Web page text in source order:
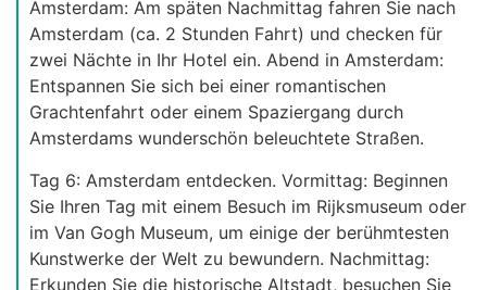
Amsterdam: Am späten Nachmittag fahren Sie nach
Amsterdam (ca. 2 Stunden Fahrt) und checken für
zwei Nächte in Ihr Hotel ein. Abend in Amsterdam:
Entspannen Sie sich bei einer romantischen
Grachtenfahrt oder einem Spaziergang durch
Amsterdams wunderschön beleuchtete Straßen.
Tag 6: Amsterdam entdecken. Vormittag: Beginnen
Sie Ihren Tag mit einem Besuch im Rijksmuseum oder
im Van Gogh Museum, um einige der berühmtesten
Kunstwerke der Welt zu bewundern. Nachmittag:
Erkunden Sie die historische Altstadt, besuchen Sie